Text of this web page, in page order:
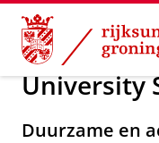
Skip
Content
Skip
Navigation
Over ons
University
Duurzame en